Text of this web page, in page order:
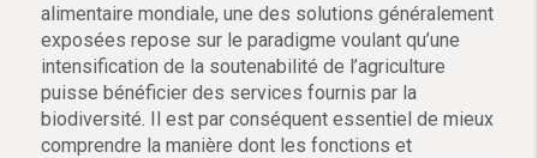
alimentaire mondiale, une des solutions généralement
exposées repose sur le paradigme voulant qu’une
intensification de la soutenabilité de l’agriculture
puisse bénéficier des services fournis par la
biodiversité. Il est par conséquent essentiel de mieux
comprendre la manière dont les fonctions et